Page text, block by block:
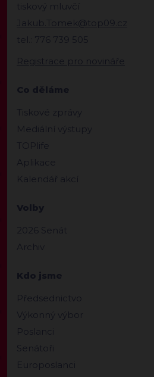
tiskový mluvčí
Jakub.Tomek@top09.cz
tel.: 776 739 505
Registrace pro novináře
Co děláme
Tiskové zprávy
Mediální výstupy
TOPlife
Aplikace
Kalendář akcí
Volby
2026 Senát
Archiv
Kdo jsme
Předsednictvo
Výkonný výbor
Poslanci
Senátoři
Europoslanci